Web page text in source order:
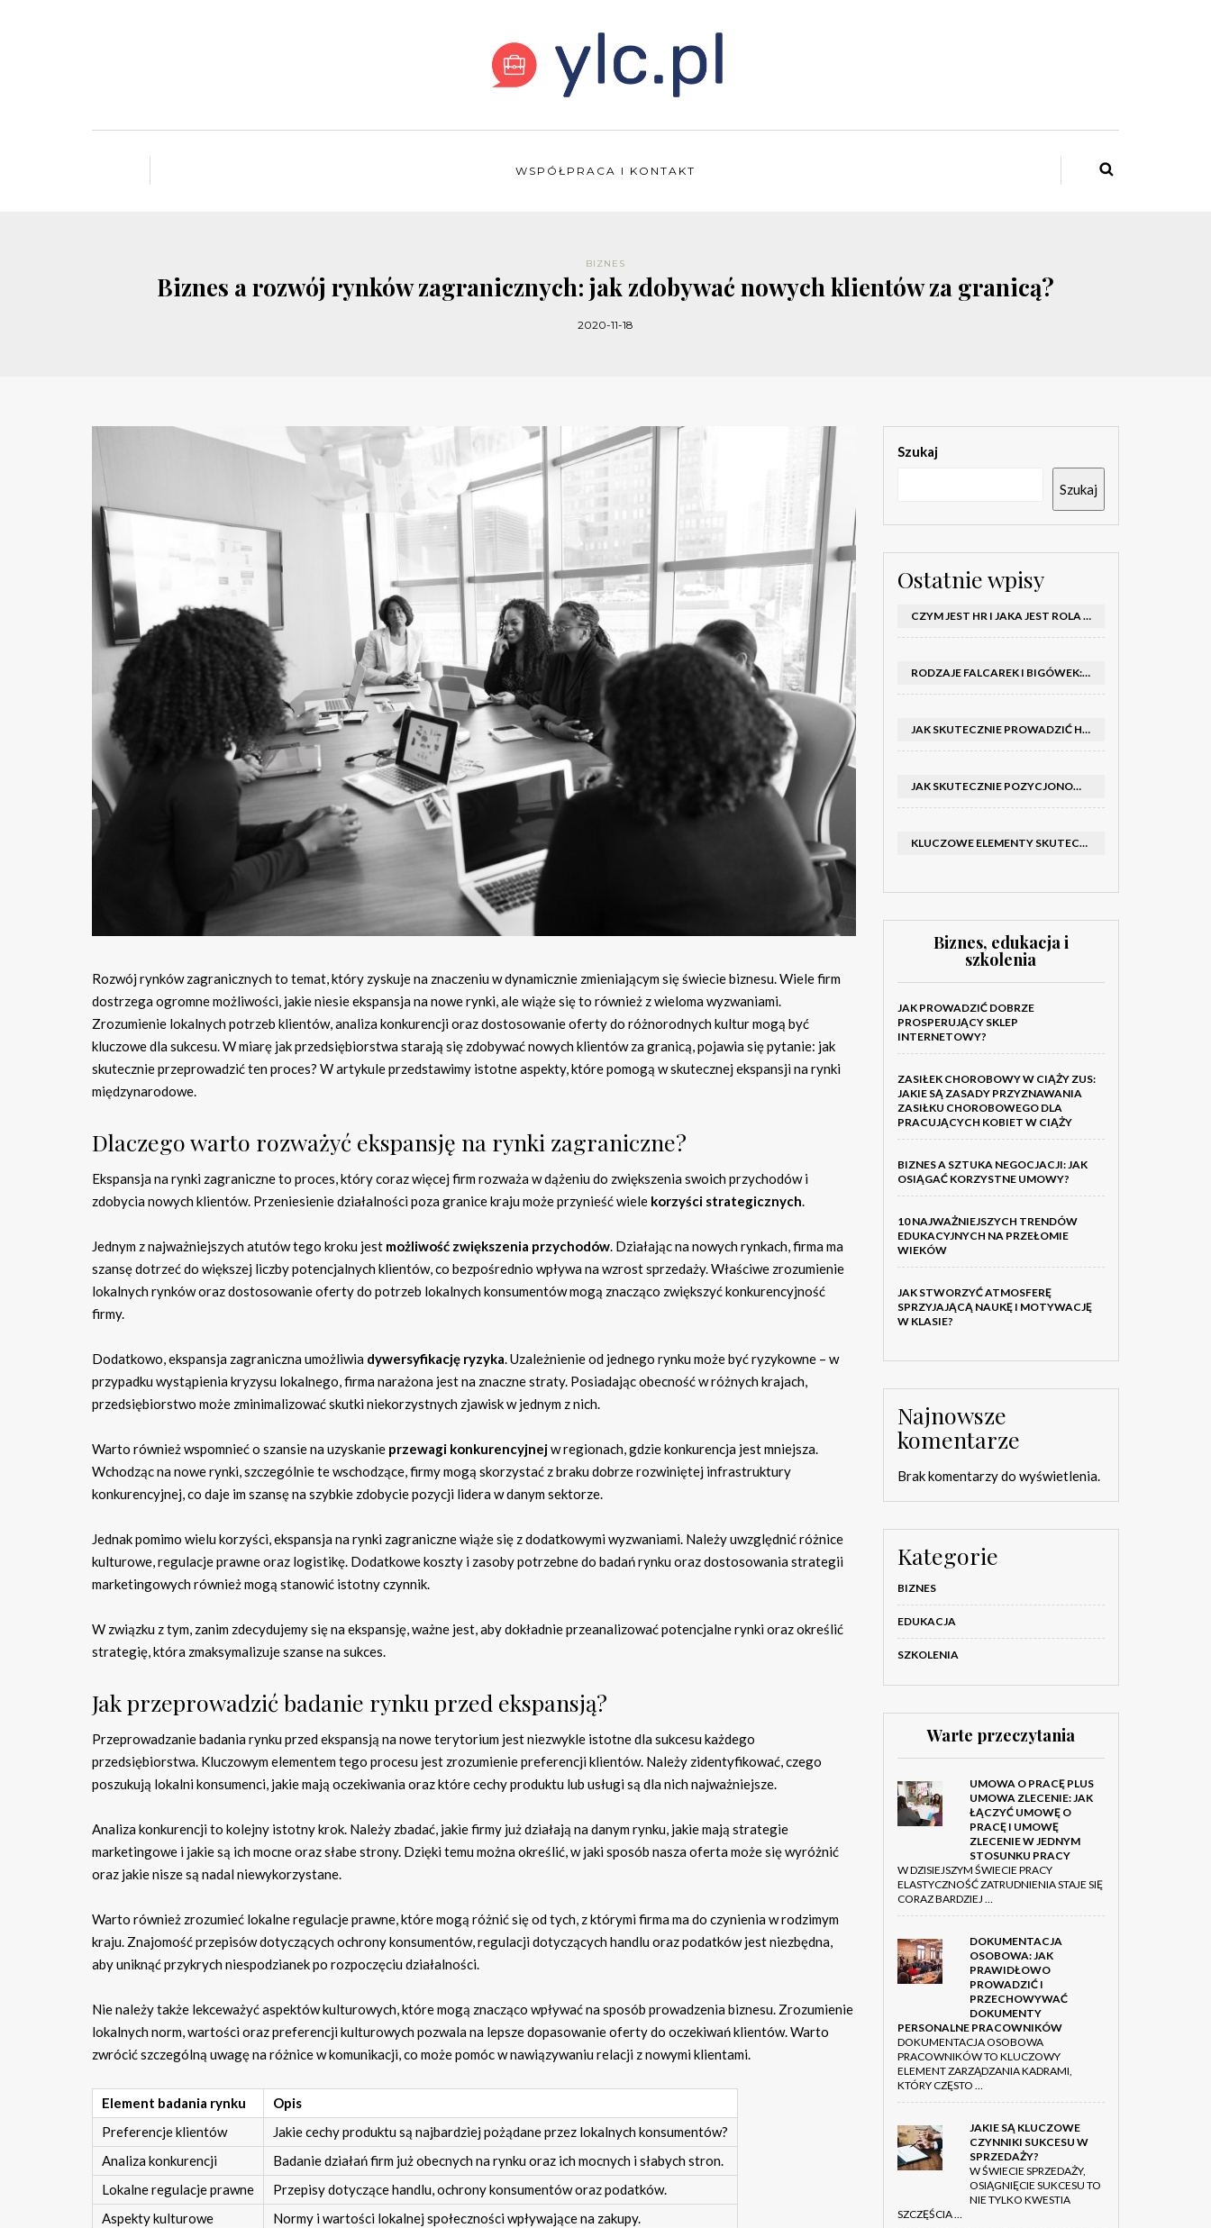
WSPÓŁPRACA I KONTAKT
BIZNES
Biznes a rozwój rynków zagranicznych: jak zdobywać nowych klientów za granicą?
2020-11-18
Rozwój rynków zagranicznych to temat, który zyskuje na znaczeniu w dynamicznie zmieniającym się świecie biznesu. Wiele firm
dostrzega ogromne możliwości, jakie niesie ekspansja na nowe rynki, ale wiąże się to również z wieloma wyzwaniami.
Zrozumienie lokalnych potrzeb klientów, analiza konkurencji oraz dostosowanie oferty do różnorodnych kultur mogą być
kluczowe dla sukcesu. W miarę jak przedsiębiorstwa starają się zdobywać nowych klientów za granicą, pojawia się pytanie: jak
skutecznie przeprowadzić ten proces? W artykule przedstawimy istotne aspekty, które pomogą w skutecznej ekspansji na rynki
międzynarodowe.
Dlaczego warto rozważyć ekspansję na rynki zagraniczne?
Ekspansja na rynki zagraniczne to proces, który coraz więcej firm rozważa w dążeniu do zwiększenia swoich przychodów i
zdobycia nowych klientów. Przeniesienie działalności poza granice kraju może przynieść wiele korzyści strategicznych.
Jednym z najważniejszych atutów tego kroku jest możliwość zwiększenia przychodów. Działając na nowych rynkach, firma ma
szansę dotrzeć do większej liczby potencjalnych klientów, co bezpośrednio wpływa na wzrost sprzedaży. Właściwe zrozumienie
lokalnych rynków oraz dostosowanie oferty do potrzeb lokalnych konsumentów mogą znacząco zwiększyć konkurencyjność
firmy.
Dodatkowo, ekspansja zagraniczna umożliwia dywersyfikację ryzyka. Uzależnienie od jednego rynku może być ryzykowne – w
przypadku wystąpienia kryzysu lokalnego, firma narażona jest na znaczne straty. Posiadając obecność w różnych krajach,
przedsiębiorstwo może zminimalizować skutki niekorzystnych zjawisk w jednym z nich.
Warto również wspomnieć o szansie na uzyskanie przewagi konkurencyjnejw regionach, gdzie konkurencja jest mniejsza.
Wchodząc na nowe rynki, szczególnie te wschodzące, firmy mogą skorzystać z braku dobrze rozwiniętej infrastruktury
konkurencyjnej, co daje im szansę na szybkie zdobycie pozycji lidera w danym sektorze.
Jednak pomimo wielu korzyści, ekspansja na rynki zagraniczne wiąże się z dodatkowymi wyzwaniami. Należy uwzględnić różnice
kulturowe, regulacje prawne oraz logistikę. Dodatkowe koszty i zasoby potrzebne do badań rynku oraz dostosowania strategii
marketingowych również mogą stanowić istotny czynnik.
W związku z tym, zanim zdecydujemy się na ekspansję, ważne jest, aby dokładnie przeanalizować potencjalne rynki oraz określić
strategię, która zmaksymalizuje szanse na sukces.
Jak przeprowadzić badanie rynku przed ekspansją?
Przeprowadzanie badania rynku przed ekspansją na nowe terytorium jest niezwykle istotne dla sukcesu każdego
przedsiębiorstwa. Kluczowym elementem tego procesu jest zrozumienie preferencji klientów. Należy zidentyfikować, czego
poszukują lokalni konsumenci, jakie mają oczekiwania oraz które cechy produktu lub usługi są dla nich najważniejsze.
Analiza konkurencji to kolejny istotny krok. Należy zbadać, jakie firmy już działają na danym rynku, jakie mają strategie
marketingowe i jakie są ich mocne oraz słabe strony. Dzięki temu można określić, w jaki sposób nasza oferta może się wyróżnić
oraz jakie nisze są nadal niewykorzystane.
Warto również zrozumieć lokalne regulacje prawne, które mogą różnić się od tych, z którymi firma ma do czynienia w rodzimym
kraju. Znajomość przepisów dotyczących ochrony konsumentów, regulacji dotyczących handlu oraz podatków jest niezbędna,
aby uniknąć przykrych niespodzianek po rozpoczęciu działalności.
Nie należy także lekceważyć aspektów kulturowych, które mogą znacząco wpływać na sposób prowadzenia biznesu. Zrozumienie
lokalnych norm, wartości oraz preferencji kulturowych pozwala na lepsze dopasowanie oferty do oczekiwań klientów. Warto
zwrócić szczególną uwagę na różnice w komunikacji, co może pomóc w nawiązywaniu relacji z nowymi klientami.
Element badania rynku
Opis
Preferencje klientów
Jakie cechy produktu są najbardziej pożądane przez lokalnych konsumentów?
Analiza konkurencji
Badanie działań firm już obecnych na rynku oraz ich mocnych i słabych stron.
Lokalne regulacje prawne
Przepisy dotyczące handlu, ochrony konsumentów oraz podatków.
Aspekty kulturowe
Normy i wartości lokalnej społeczności wpływające na zakupy.
Szukaj
Szukaj
Ostatnie wpisy
CZYM JEST HR I JAKA JEST ROLA DZIAŁU HR W FIRMIE
RODZAJE FALCAREK I BIGÓWEK: JAKIE WYBRAĆ DO PRODUKCJI?
JAK SKUTECZNIE PROWADZIĆ HOSTESSY NA TARGACH: PORADNIK I SZKOLENIA
JAK SKUTECZNIE POZYCJONOWAĆ SKLEP SHOPER: KLUCZOWE KROKI I STRATEGIE
KLUCZOWE ELEMENTY SKUTECZNEGO KATALOGU FIRMOWEGO I BROSZURY
Biznes, edukacja i
szkolenia
JAK PROWADZIĆ DOBRZE
PROSPERUJĄCY SKLEP
INTERNETOWY?
ZASIŁEK CHOROBOWY W CIĄŻY ZUS:
JAKIE SĄ ZASADY PRZYZNAWANIA
ZASIŁKU CHOROBOWEGO DLA
PRACUJĄCYCH KOBIET W CIĄŻY
BIZNES A SZTUKA NEGOCJACJI: JAK
OSIĄGAĆ KORZYSTNE UMOWY?
10 NAJWAŻNIEJSZYCH TRENDÓW
EDUKACYJNYCH NA PRZEŁOMIE
WIEKÓW
JAK STWORZYĆ ATMOSFERĘ
SPRZYJAJĄCĄ NAUKĘ I MOTYWACJĘ
W KLASIE?
Najnowsze
komentarze
Brak komentarzy do wyświetlenia.
Kategorie
BIZNES
EDUKACJA
SZKOLENIA
Warte przeczytania
UMOWA O PRACĘ PLUS
UMOWA ZLECENIE: JAK
ŁĄCZYĆ UMOWĘ O
PRACĘ I UMOWĘ
ZLECENIE W JEDNYM
STOSUNKU PRACY
W DZISIEJSZYM ŚWIECIE PRACY
ELASTYCZNOŚĆ ZATRUDNIENIA STAJE SIĘ
CORAZ BARDZIEJ …
DOKUMENTACJA
OSOBOWA: JAK
PRAWIDŁOWO
PROWADZIĆ I
PRZECHOWYWAĆ
DOKUMENTY
PERSONALNE PRACOWNIKÓW
DOKUMENTACJA OSOBOWA
PRACOWNIKÓW TO KLUCZOWY
ELEMENT ZARZĄDZANIA KADRAMI,
KTÓRY CZĘSTO …
JAKIE SĄ KLUCZOWE
CZYNNIKI SUKCESU W
SPRZEDAŻY?
W ŚWIECIE SPRZEDAŻY,
OSIĄGNIĘCIE SUKCESU TO
NIE TYLKO KWESTIA
SZCZĘŚCIA …